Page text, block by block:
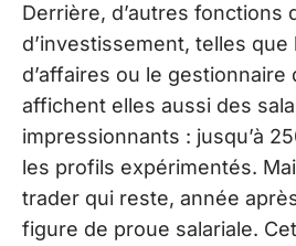
Derrière, d’autres fonctions
d’investissement, telles que
d’affaires ou le gestionnaire
affichent elles aussi des
impressionnants : jusqu’à
les profils expérimentés.
trader qui reste, année
figure de proue salariale.